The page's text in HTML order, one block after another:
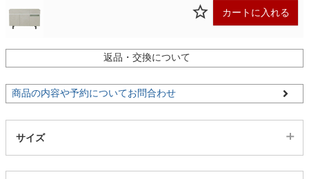
ガーデン
タワー
カートに入れる
返品・交換について
商品の内容や予約についてお問合わせ
サイズ